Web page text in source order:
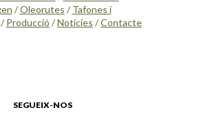
/Oleorutes / Tafones i
/ Producció /Notícies /Contacte
SEGUEIX-NOS